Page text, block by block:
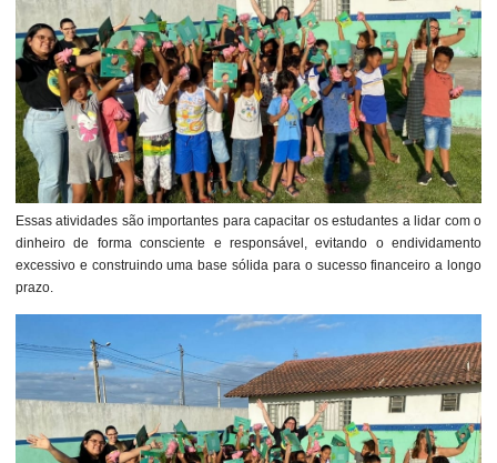
Essas atividades são importantes para capacitar os estudantes a lidar com o
dinheiro de forma consciente e responsável, evitando o endividamento
excessivo e construindo uma base sólida para o sucesso financeiro a longo
prazo.